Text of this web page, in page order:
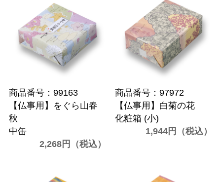
商品番号：99163
【仏事用】をぐら山春
秋
中缶
2,268円（税込）
商品番号：97972
【仏事用】白菊の花
化粧箱 (小)
1,944円（税込）